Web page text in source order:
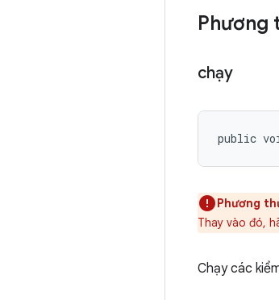
Phương
chạy
public
Phương
Thay vào đó,
Chạy các